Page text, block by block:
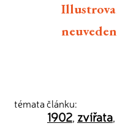
témata článku:
1902, zvířata,